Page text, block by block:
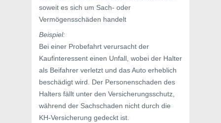
soweit es sich um Sach- oder
Vermögensschäden handelt
Beispiel:
Bei einer Probefahrt verursacht der
Kaufinteressent einen Unfall, wobei der Halter
als Beifahrer verletzt und das Auto erheblich
beschädigt wird. Der Personenschaden des
Halters fällt unter den Versicherungsschutz,
während der Sachschaden nicht durch die
KH-Versicherung gedeckt ist.